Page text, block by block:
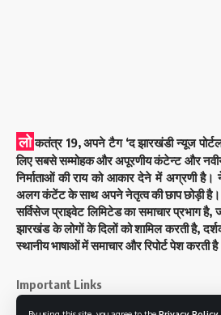
लो कतंत्र 19, अपने टैग ‘द झारखंडी न्यूज
लिए सबसे सम्मोहक और अपूरणीय कंटेन्ट और
निर्माताओं की राय को आकार देने में अग्रणी
अलग कंटेंट के साथ अपने नेतृत्व की छाप छोड़ी
सर्विसेज प्राइवेट लिमिटेड का समाचार प्रभाग
झारखंड के लोगों के दिलों को शामिल करती है,
स्थानीय भाषाओं में समाचार और रिपोर्ट पेश करती
Important Links